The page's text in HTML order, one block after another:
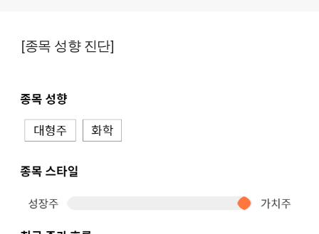
[종목 성향 진단]